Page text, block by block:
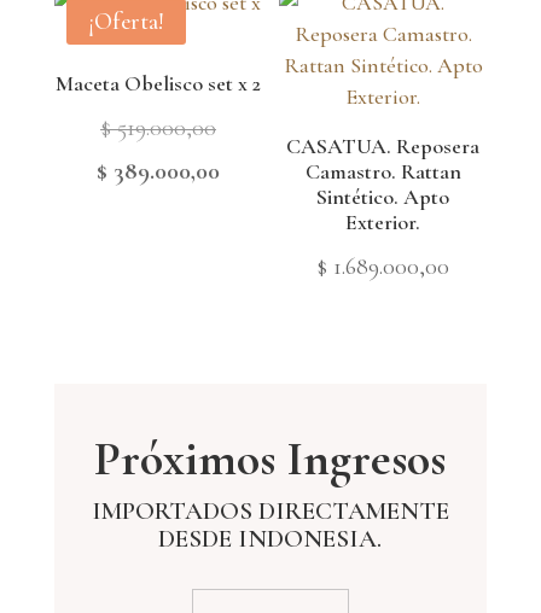
¡Oferta!
Maceta Obelisco set x 2
$519.000,00Original
price
$ 389.000,00Current
CASATUA. Reposera
Camastro. Rattan
Sintético. Apto
Exterior.
$ 1.689.000,00
Próximos Ingresos
IMPORTADOS DIRECTAMENTE
DESDE INDONESIA.